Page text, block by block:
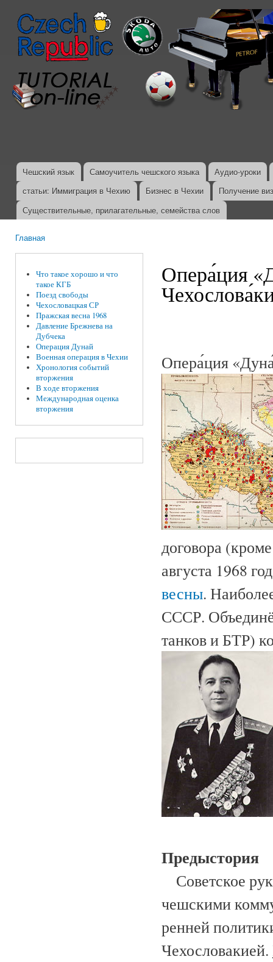
Главное меню
Чешский язык Самоучитель чешского языка
Аудио-уроки
статьи: Иммиграция в Чехию
Бизнес в Чехии
Получение
Существительные, прилагательные, семейства слов
Главная
Что такое хорошо и что
такое КГБ
Поезд свободы
Чехословацкая СР
Пражская весна 1968
Давление Брежнева на
Дубчека
Операция Дунай
Военная операция в Чехии
Хронология событий
вторжения
В ходе вторжения
Международная оценка
вторжения
Опера́ция
Опера́ция
договора
августа 1968
весны.
СССР.
танков и БТР)
Предыстория
Советское
чешскими
ренней
Чехословакией.